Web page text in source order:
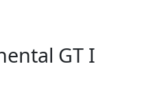
GT I